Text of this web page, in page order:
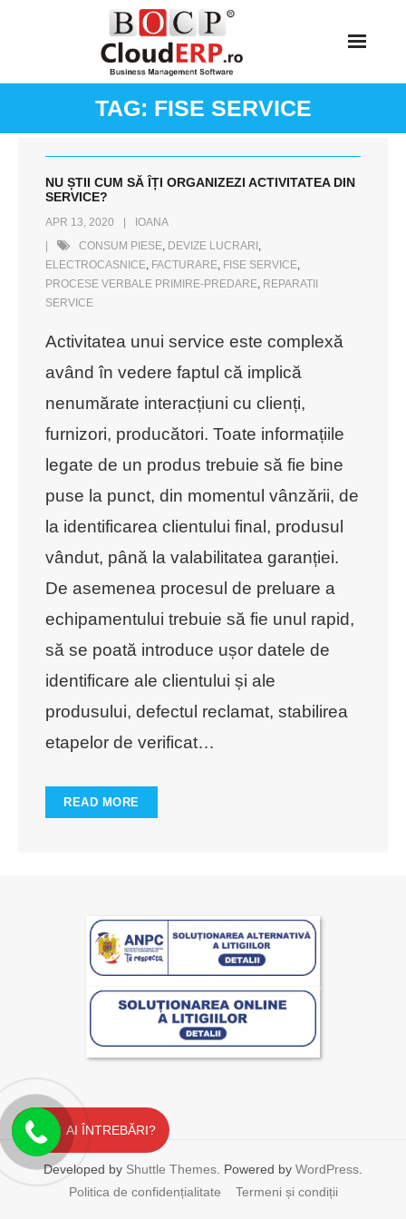
TAG: FISE SERVICE
NU ȘTII CUM SĂ ÎȚI ORGANIZEZI ACTIVITATEA DIN
SERVICE?
APR 13, 2020
IOANA
CONSUM PIESE, DEVIZE LUCRARI ,
ELECTROCASNICE, FACTURARE, FISE SERVICE,
PROCESE VERBALE PRIMIRE-PREDARE, REPARATII
SERVICE
Activitatea unui service este complexă
având în vedere faptul că implică
nenumărate interacțiuni cu clienți,
furnizori, producători. Toate informațiile
legate de un produs trebuie să fie bine
puse la punct, din momentul vânzării, de
la identificarea clientului final, produsul
vândut, până la valabilitatea garanției.
De asemenea procesul de preluare a
echipamentului trebuie să fie unul rapid,
să se poată introduce ușor datele de
identificare ale clientului și ale
produsului, defectul reclamat, stabilirea
etapelor de verificat…
READ MORE
Developed by Shuttle Themes. Powered by WordPress.
Politica de confidențialitate
Termeni și condiții
AI ÎNTREBĂRI?